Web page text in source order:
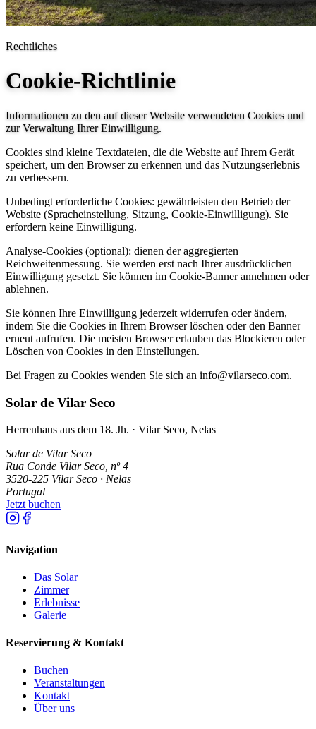
Rechtliches
Cookie-Richtlinie
Informationen zu den auf dieser Website verwendeten Cookies und
zur Verwaltung Ihrer Einwilligung.
Cookies sind kleine Textdateien, die die Website auf Ihrem Gerät
speichert, um den Browser zu erkennen und das Nutzungserlebnis
zu verbessern.
Unbedingt erforderliche Cookies: gewährleisten den Betrieb der
Website (Spracheinstellung, Sitzung, Cookie-Einwilligung). Sie
erfordern keine Einwilligung.
Analyse-Cookies (optional): dienen der aggregierten
Reichweitenmessung. Sie werden erst nach Ihrer ausdrücklichen
Einwilligung gesetzt. Sie können im Cookie-Banner annehmen oder
ablehnen.
Sie können Ihre Einwilligung jederzeit widerrufen oder ändern,
indem Sie die Cookies in Ihrem Browser löschen oder den Banner
erneut aufrufen. Die meisten Browser erlauben das Blockieren oder
Löschen von Cookies in den Einstellungen.
Bei Fragen zu Cookies wenden Sie sich an info@vilarseco.com.
Solar de Vilar Seco
Herrenhaus aus dem 18. Jh. · Vilar Seco, Nelas
Solar de Vilar Seco
Rua Conde Vilar Seco, nº 4
3520-225 Vilar Seco · Nelas
Portugal
Jetzt buchen
Navigation
Das Solar
Zimmer
Erlebnisse
Galerie
Reservierung & Kontakt
Buchen
Veranstaltungen
Kontakt
Über uns